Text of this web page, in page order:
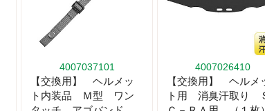
4007037101
【交換用】 ヘルメッ
ト内装品 Ｍ型 ワン
4007026410
【交換用】 ヘルメ
ト用 消臭汗取り